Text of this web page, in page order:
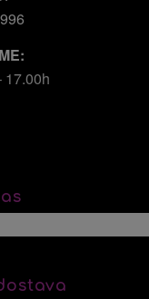
17.00h